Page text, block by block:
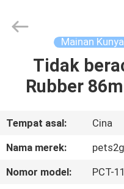
RUMAH
TENTANG
KAMI
Pets2Go
Trading
Mainan
Tidak
Rubber
Tempat asal:
Cina
Nama merek:
Nomor model:
PCT-11